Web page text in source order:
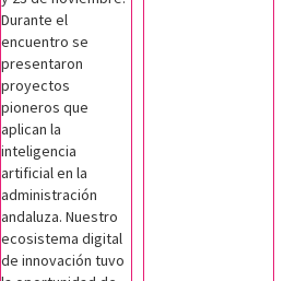
Durante el
encuentro se
presentaron
proyectos
pioneros que
aplican la
inteligencia
artificial en la
administración
andaluza. Nuestro
ecosistema digital
de innovación tuvo